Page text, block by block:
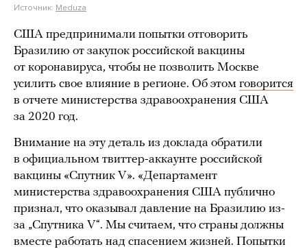
Источник: Meduza
США предпринимали попытки отговорить
Бразилию от закупок российской вакцины
от коронавируса, чтобы не позволить Москве
усилить свое влияние в регионе. Об этом говорится
в отчете министерства здравоохранения США
за 2020 год.
Внимание на эту деталь из доклада обратили
в официальном твиттер-аккаунте российской
вакцины «Спутник V». «Департамент
министерства здравоохранения США публично
признал, что оказывал давление на Бразилию из-
за „Спутника V“. Мы считаем, что страны должны
вместе работать над спасением жизней. Попытки